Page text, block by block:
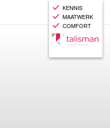
KENNIS
MAATWERK
COMFORT